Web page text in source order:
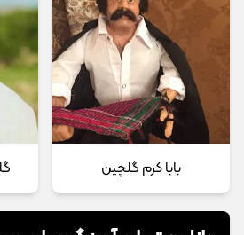
بابا کرم گلچین